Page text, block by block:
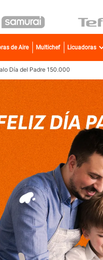
de Aire Multichef Licuadoras
Día del Padre 150.000
1
3
4